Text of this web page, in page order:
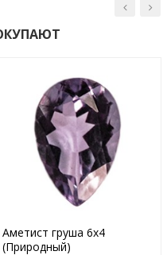
Аметист груша 6х4
(Природный)